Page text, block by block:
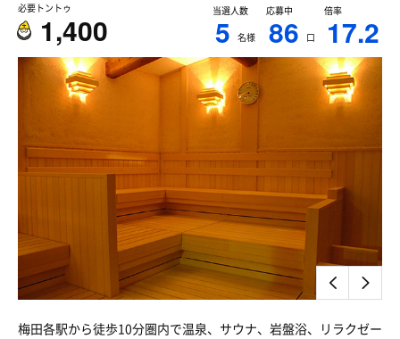
必要トントゥ
1,400
当選人数
5 名様
応募中
86 口
倍率
17.2
梅田各駅から徒歩10分圏内で温泉、サウナ、岩盤浴、リラクゼー